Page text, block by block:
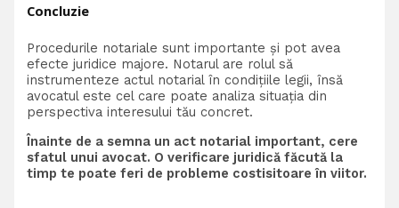
Concluzie
Procedurile notariale sunt importante și pot avea
efecte juridice majore. Notarul are rolul să
instrumenteze actul notarial în condițiile legii, însă
avocatul este cel care poate analiza situația din
perspectiva interesului tău concret.
Înainte de a semna un act notarial important, cere
sfatul unui avocat. O verificare juridică făcută la
timp te poate feri de probleme costisitoare în viitor.